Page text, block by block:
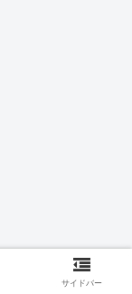
サイドバー